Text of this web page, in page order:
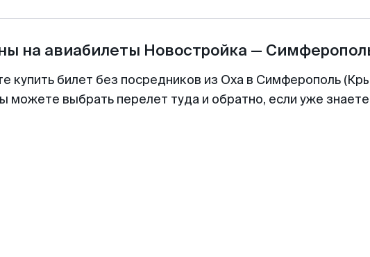
на авиабилеты Новостройка —
купить билет без посредников из Оха в Симферополь
можете выбрать перелет туда и обратно, если уже